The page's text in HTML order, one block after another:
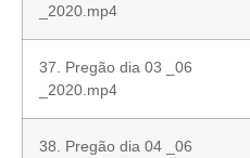
_2020.mp4
37. Pregão dia 03 _06
_2020.mp4
38. Pregão dia 04 _06